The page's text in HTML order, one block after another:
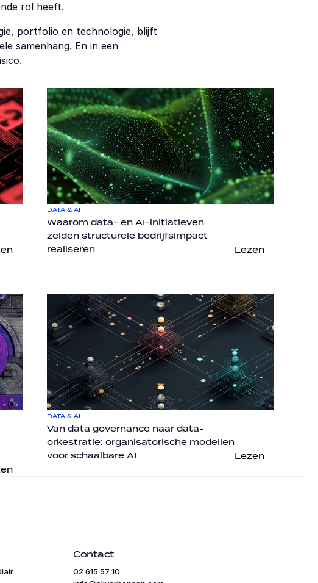
rol heeft.
portfolio en technologie, blijft
samenhang. En in een
DATA & AI
Waarom data- en AI-initiatieven
zelden structurele bedrijfsimpact
realiseren
Lezen
DATA & AI
Van data governance naar data-
orkestratie: organisatorische modellen
voor schaalbare AI
Lezen
Contact
02 615 57 10